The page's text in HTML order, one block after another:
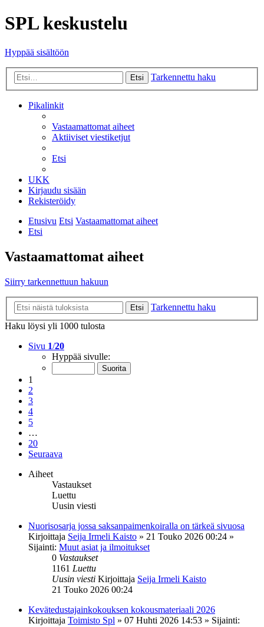
SPL keskustelu
Hyppää sisältöön
Etsi Tarkennettu haku
Pikalinkit
Vastaamattomat aiheet
Aktiiviset viestiketjut
Etsi
UKK
Kirjaudu sisään
Rekisteröidy
Etusivu Etsi Vastaamattomat aiheet
Etsi
Vastaamattomat aiheet
Siirry tarkennettuun hakuun
Etsi
Tarkennettu haku
Haku löysi yli 1000 tulosta
Sivu 1/20
Hyppää sivulle:
1
2
3
4
5
…
20
Seuraava
Aiheet
Vastaukset
Luettu
Uusin viesti
Nuorisosarja jossa saksanpaimenkoiralla on tärkeä sivuosa
Kirjoittaja Seija Irmeli Kaisto » 21 Touko 2026 00:24 »
Sijainti: Muut asiat ja ilmoitukset
0 Vastaukset
1161 Luettu
Uusin viesti Kirjoittaja Seija Irmeli Kaisto
21 Touko 2026 00:24
Kevätedustajainkokouksen kokousmateriaali 2026
Kirjoittaja Toimisto Spl » 07 Huhti 2026 14:53 » Sijainti: